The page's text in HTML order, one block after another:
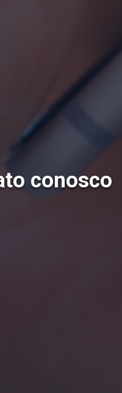
conosco